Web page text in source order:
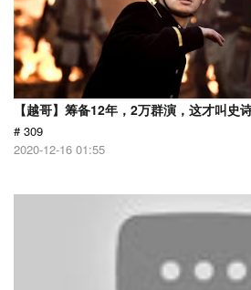
【越哥】筹备12年，2万群演，这才叫史
# 309
2020-12-16 01:55